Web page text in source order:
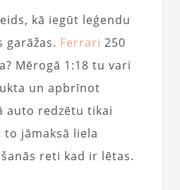
kā iegūt leģendu
garāžas. Ferrari 250
Mērogā 1:18 tu vari
un apbrīnot
auto redzētu tikai
to jāmaksā liela
reti kad ir lētas.